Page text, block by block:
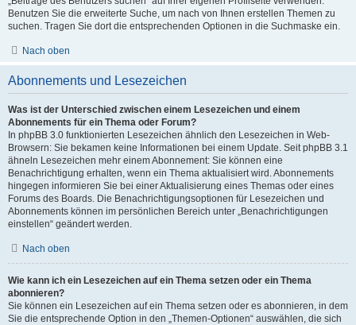
Benutzen Sie die erweiterte Suche, um nach von Ihnen erstellen Themen zu
suchen. Tragen Sie dort die entsprechenden Optionen in die Suchmaske ein.
Nach oben
Abonnements und Lesezeichen
Was ist der Unterschied zwischen einem Lesezeichen und einem
Abonnements für ein Thema oder Forum?
In phpBB 3.0 funktionierten Lesezeichen ähnlich den Lesezeichen in Web-
Browsern: Sie bekamen keine Informationen bei einem Update. Seit phpBB 3.1
ähneln Lesezeichen mehr einem Abonnement: Sie können eine
Benachrichtigung erhalten, wenn ein Thema aktualisiert wird. Abonnements
hingegen informieren Sie bei einer Aktualisierung eines Themas oder eines
Forums des Boards. Die Benachrichtigungsoptionen für Lesezeichen und
Abonnements können im persönlichen Bereich unter „Benachrichtigungen
einstellen“ geändert werden.
Nach oben
Wie kann ich ein Lesezeichen auf ein Thema setzen oder ein Thema
abonnieren?
Sie können ein Lesezeichen auf ein Thema setzen oder es abonnieren, in dem
Sie die entsprechende Option in den „Themen-Optionen“ auswählen, die sich